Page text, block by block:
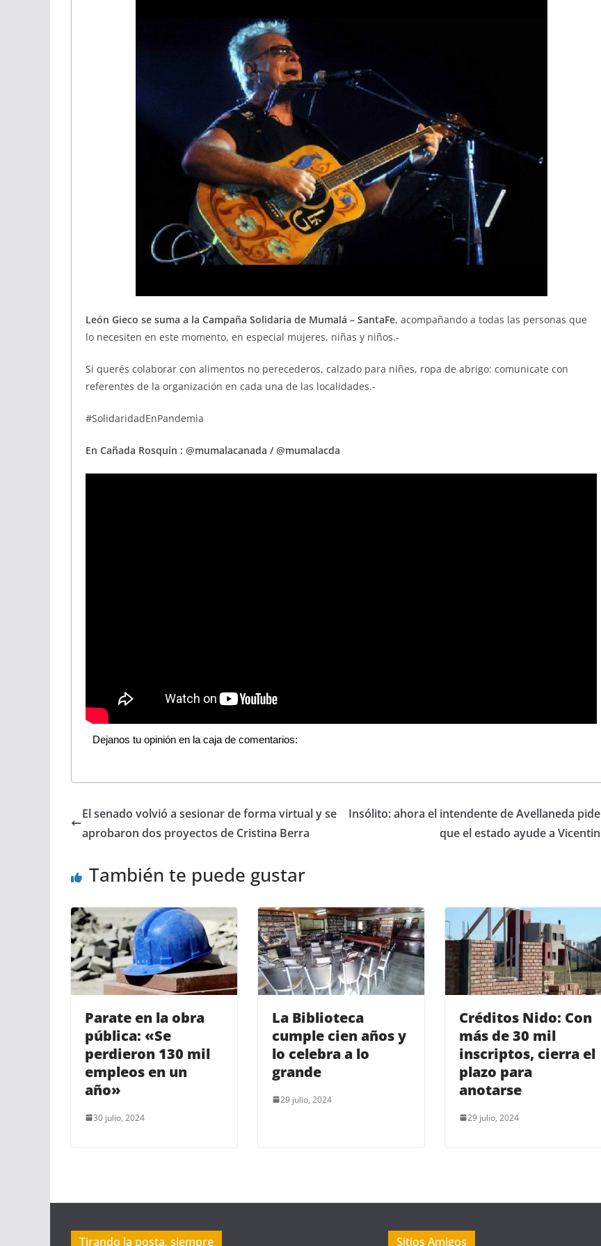
León Gieco se suma a la Campaña Solidaria de Mumalá – SantaFe, acompañando a todas las personas que
lo necesiten en este momento, en especial mujeres, niñas y niños.-
Si querés colaborar con alimentos no perecederos, calzado para niñes, ropa de abrigo: comunicate con
referentes de la organización en cada una de las localidades.-
#SolidaridadEnPandemia
En Cañada Rosquín : @mumalacanada / @mumalacda
Dejanos tu opinión en la caja de comentarios:
El senado volvió a sesionar de forma virtual y se
aprobaron dos proyectos de Cristina Berra
Insólito: ahora el intendente de Avellaneda pide
que el estado ayude a Vicentin
También te puede gustar
Parate en la obra
pública: «Se
perdieron 130 mil
empleos en un
año»
30 julio, 2024
La Biblioteca
cumple cien años y
lo celebra a lo
grande
29 julio, 2024
Créditos Nido: Con
más de 30 mil
inscriptos, cierra el
plazo para
anotarse
29 julio, 2024
Tirando la posta, siempre Sitios Amigos